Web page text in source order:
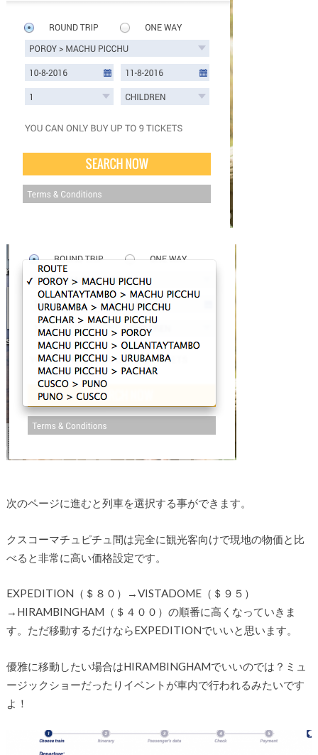
次のページに進むと列車を選択する事ができます。
クスコーマチュピチュ間は完全に観光客向けで現地の物価と比
べると非常に高い価格設定です。
EXPEDITION（＄８０）→VISTADOME（＄９５）
→HIRAMBINGHAM（＄４００）の順番に高くなっていきま
す。ただ移動するだけならEXPEDITIONでいいと思います。
優雅に移動したい場合はHIRAMBINGHAMでいいのでは？ミュ
ージックショーだったりイベントが車内で行われるみたいです
よ！